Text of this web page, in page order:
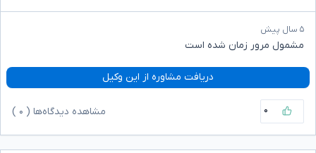
۵ سال پیش
مشمول مرور زمان شده است
دریافت مشاوره از این وکیل
۰ مشاهده دیدگاه‌ها ( ۰